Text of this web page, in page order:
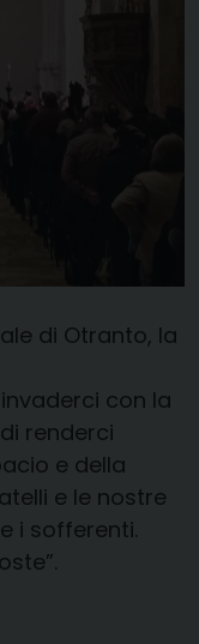
di Otranto, la
con la
renderci
e della
e le nostre
i sofferenti.